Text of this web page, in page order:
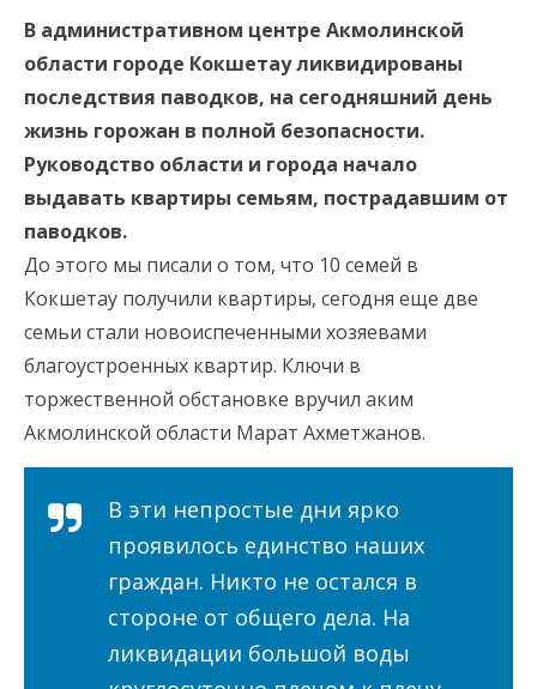
В административном центре Акмолинской
области городе Кокшетау ликвидированы
последствия паводков, на сегодняшний день
жизнь горожан в полной безопасности.
Руководство области и города начало
выдавать квартиры семьям, пострадавшим от
паводков.
До этого мы писали о том, что 10 семей в
Кокшетау получили квартиры, сегодня еще две
семьи стали новоиспеченными хозяевами
благоустроенных квартир. Ключи в
торжественной обстановке вручил аким
Акмолинской области Марат Ахметжанов.
В эти непростые дни ярко
проявилось единство наших
граждан. Никто не остался в
стороне от общего дела. На
ликвидации большой воды